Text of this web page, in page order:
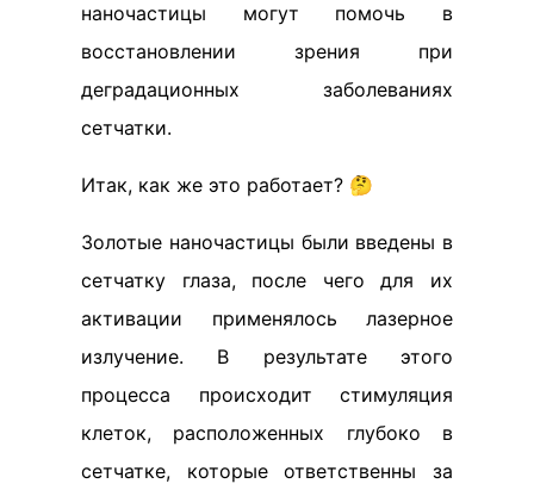
наночастицы могут помочь в
восстановлении зрения при
деградационных заболеваниях
сетчатки.
Итак, как же это работает? 🤔
Золотые наночастицы были введены в
сетчатку глаза, после чего для их
активации применялось лазерное
излучение. В результате этого
процесса происходит стимуляция
клеток, расположенных глубоко в
сетчатке, которые ответственны за